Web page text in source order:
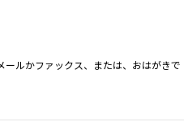
ールかファックス、または、おはがきで